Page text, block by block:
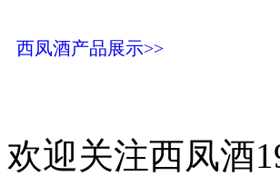
西凤酒产品展示>>
欢迎关注西凤酒